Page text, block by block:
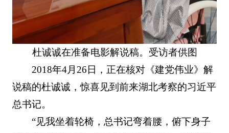
杜诚诚在准备电影解说稿。受访者供图
2018年4月26日，正在核对《建党伟业》解
说稿的杜诚诚，惊喜见到前来湖北考察的习近平
总书记。
“见我坐着轮椅，总书记弯着腰，俯下身子